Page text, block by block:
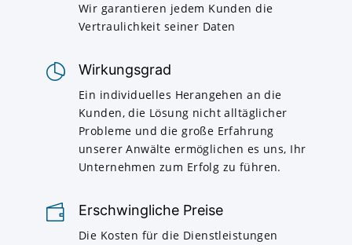
Wir garantieren jedem Kunden die
Vertraulichkeit seiner Daten
Wirkungsgrad
Ein individuelles Herangehen an die
Kunden, die Lösung nicht alltäglicher
Probleme und die große Erfahrung
unserer Anwälte ermöglichen es uns, Ihr
Unternehmen zum Erfolg zu führen.
Erschwingliche Preise
Die Kosten für die Dienstleistungen